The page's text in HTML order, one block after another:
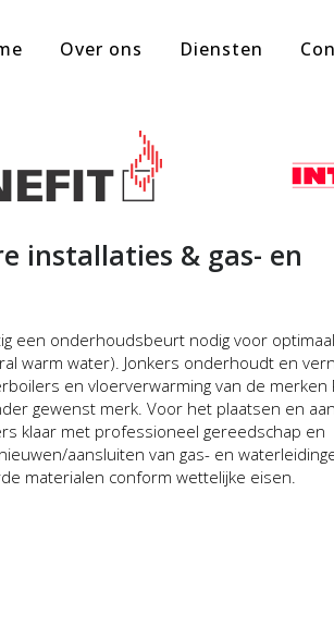
Over ons Diensten
installaties & gas- en
een onderhoudsbeurt nodig voor optimaal
warm water). Jonkers onderhoudt en
en vloerverwarming van de merken
gewenst merk. Voor het plaatsen en
klaar met professioneel gereedschap en
aansluiten van gas- en
materialen conform wettelijke eisen.